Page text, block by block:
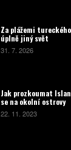
Za plážemi
úplně jiný svět
31. 7. 2026
Jak prozkoumat
se na okolní ostrovy
22. 11. 2023